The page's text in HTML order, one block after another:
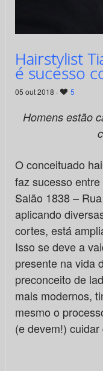
Hairstylist
é sucesso
05 out 2018 · 5
Homens estão
O conceituado
faz sucesso
Salão 1838 –
aplicando
cortes, está
Isso se deve a
presente na vida
preconceito de
mais modernos,
mesmo o
(e devem!) cuidar